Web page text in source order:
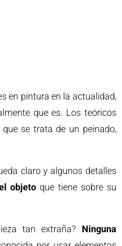
en pintura en la actualidad,
que es. Los teóricos
se trata de un peinado,
claro y algunos detalles
objeto que tiene sobre su
tan extraña? Ninguna